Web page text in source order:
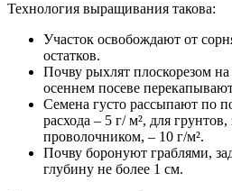
Технология выращивания такова:
Участок освобождают от
остатков.
Почву рыхлят плоскорезом
осеннем посеве
Семена густо рассыпают по
расхода – 5 г/ м², для
проволочником, – 10 г/м².
Почву боронуют граблями,
глубину не более 1 см.